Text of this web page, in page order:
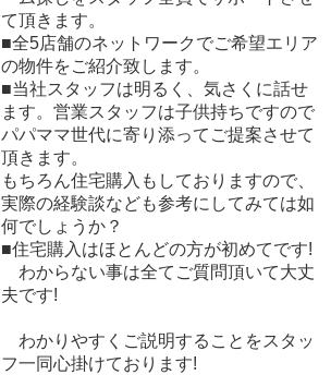
て頂きます。
■全5店舗のネットワークでご希望エリア
の物件をご紹介致します。
■当社スタッフは明るく、気さくに話せ
ます。営業スタッフは子供持ちですので
パパママ世代に寄り添ってご提案させて
頂きます。
もちろん住宅購入もしておりますので、
実際の経験談なども参考にしてみては如
何でしょうか？
■住宅購入はほとんどの方が初めてです!
わからない事は全てご質問頂いて大丈
夫です!
わかりやすくご説明することをスタッ
フ一同心掛けております!